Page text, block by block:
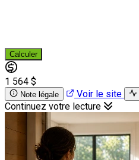
Calculer
1 564 $
Note légale Voir le site
Continuez votre lecture